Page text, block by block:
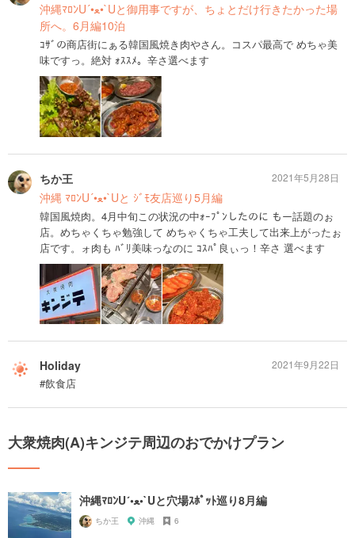
沖縄ﾏﾛﾝU´•ﻌ•`Uと御用事ですが、ちょとだけ行きたかった場
所へ。6月編10泊
ｺｻﾞの商店街にぁる韓国風焼き肉やさん。コスパ最高で めちゃ美
味ですっ。絶対 ｫｽｽﾒ。辛さ選べます
ちか王
沖縄 ﾏﾛﾝU´•ﻌ•`Uと ｼﾞﾓ友店巡り5月編
韓国風焼肉。4月中旬この状況の中ｫｰﾌﾟﾝしたのに もー話題のぉ
店。めちゃくちゃ勉強して めちゃくちゃ工夫して出来上がったぉ
店です。ォ肉も ﾊﾞﾘ美味っなのに ｺｽﾊﾟ良ぃっ！辛さ 選べます
2021年5月28日
Holiday
#飲食店
2021年9月22日
大衆焼肉(A)キンジテ周辺のおでかけプラン
沖縄ﾏﾛﾝU´•ﻌ•`Uと穴場ｽﾎﾟｯﾄ巡り8月編
ちか王 沖縄 6